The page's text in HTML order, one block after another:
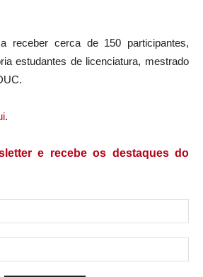
receber cerca de 150 participantes,
estudantes de licenciatura, mestrado
.
e recebe os destaques do